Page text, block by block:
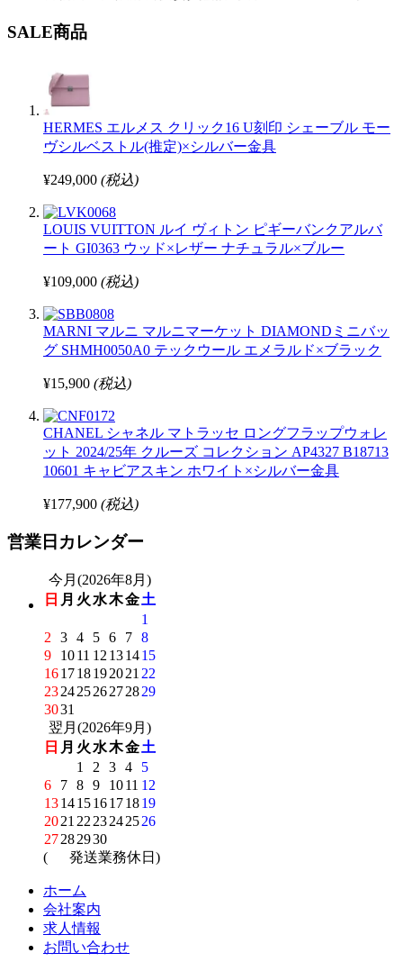
SALE商品
HERMES エルメス クリック16 U刻印 シェーブル モー
ヴシルベストル(推定)×シルバー金具
¥249,000 (税込)
LOUIS VUITTON ルイ ヴィトン ピギーバンクアルバ
ート GI0363 ウッド×レザー ナチュラル×ブルー
¥109,000 (税込)
MARNI マルニ マルニマーケット DIAMONDミニバッ
グ SHMH0050A0 テックウール エメラルド×ブラック
¥15,900 (税込)
CHANEL シャネル マトラッセ ロングフラップウォレ
ット 2024/25年 クルーズ コレクション AP4327 B18713
10601 キャビアスキン ホワイト×シルバー金具
¥177,900 (税込)
営業日カレンダー
今月(2026年8月)
日 月 火 水木金土
1
2
3 4 5 6 7 8
9
1011 12 131415
161718192021 22
23242526272829
3031
翌月(2026年9月)
日 月 火 水木金土
1
2 3 4
5
6
7 8 9 1011 12
13141516171819
2021 22 23242526
27282930
(
発送業務休日)
ホーム
会社案内
求人情報
お問い合わせ